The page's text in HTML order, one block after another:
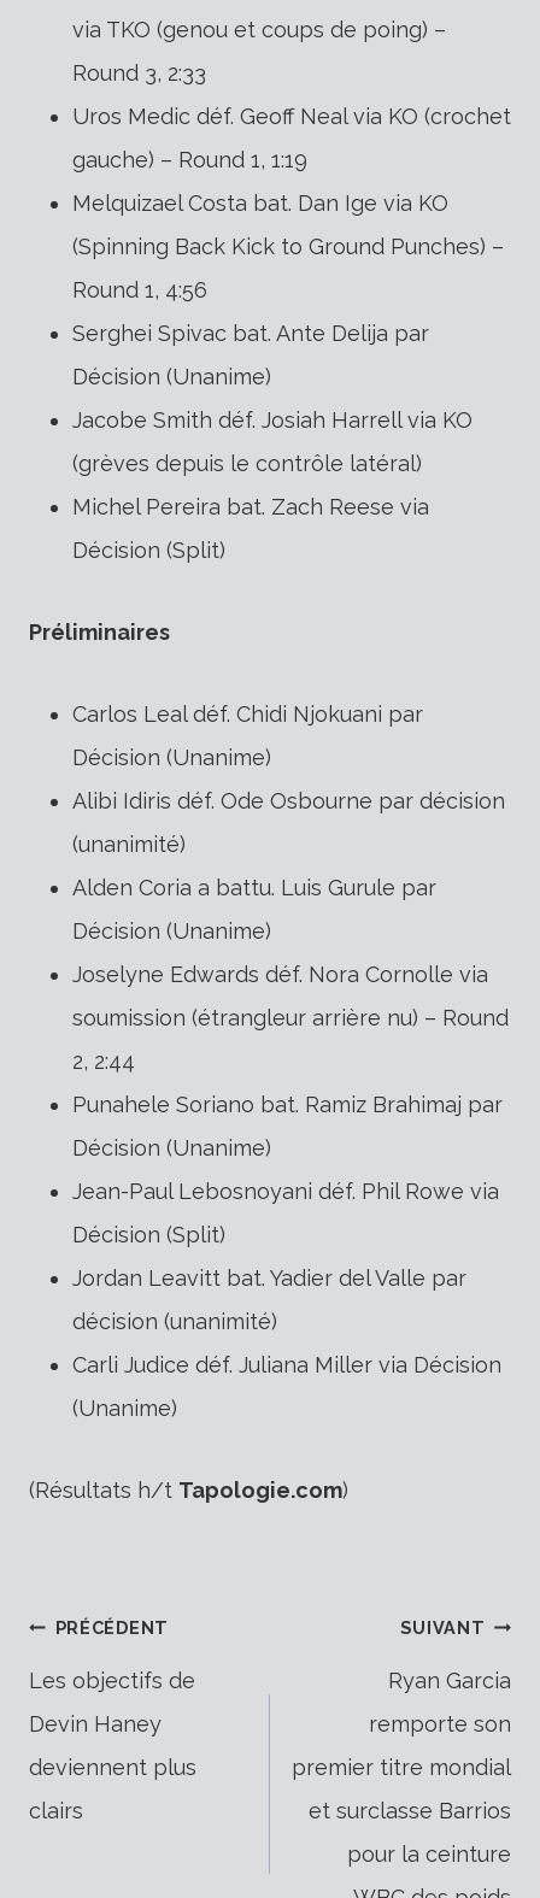
via TKO (genou et coups de poing) –
Round 3, 2:33
Uros Medic déf. Geoff Neal via KO (crochet
gauche) – Round 1, 1:19
Melquizael Costa bat. Dan Ige via KO
(Spinning Back Kick to Ground Punches) –
Round 1, 4:56
Serghei Spivac bat. Ante Delija par
Décision (Unanime)
Jacobe Smith déf. Josiah Harrell via KO
(grèves depuis le contrôle latéral)
Michel Pereira bat. Zach Reese via
Décision (Split)
Préliminaires
Carlos Leal déf. Chidi Njokuani par
Décision (Unanime)
Alibi Idiris déf. Ode Osbourne par décision
(unanimité)
Alden Coria a battu. Luis Gurule par
Décision (Unanime)
Joselyne Edwards déf. Nora Cornolle via
soumission (étrangleur arrière nu) – Round
2, 2:44
Punahele Soriano bat. Ramiz Brahimaj par
Décision (Unanime)
Jean-Paul Lebosnoyani déf. Phil Rowe via
Décision (Split)
Jordan Leavitt bat. Yadier del Valle par
décision (unanimité)
Carli Judice déf. Juliana Miller via Décision
(Unanime)
(Résultats h/t Tapologie.com)
Navigation
de
l’article
PRÉCÉDENT
Les objectifs de
Devin Haney
deviennent plus
clairs
SUIVANT
Ryan Garcia
remporte son
premier titre mondial
et surclasse Barrios
pour la ceinture